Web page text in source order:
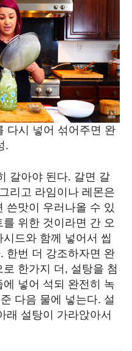
다시 넣어 섞어주면 완
.
갈아야 된다. 갈면 갈
리고 라임이나 레몬은
쓴맛이 우러나올 수 있
위한 것이라면 간 오
드와 함께 넣어서 씹
한번 더 강조하자면 완
한가지 더, 설탕을 첨
넣어 석되 완전히 녹
다음 물에 넣는다. 설
래 설탕이 가라앉아서